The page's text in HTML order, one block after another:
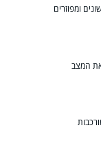
ומפוזרים
את המצב